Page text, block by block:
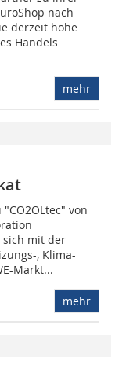
nach
derzeit hohe
Handels
mehr
von
sich mit der
, Klima-
Markt...
mehr